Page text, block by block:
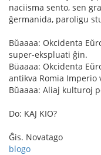
naciisma sento, sen
ĝermanida, paroligu
Bŭaaaa: Okcidenta
super-ekspluati ĝin.
Büaaaa: Okcidenta
antikva Romia Imperio
Bŭaaaa: Aliaj kulturoj
Do: KAJ KIO?
Ĝis. Novatago
blogo